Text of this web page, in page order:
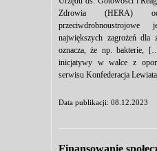
Zdrowia (HERA)
największych zagrożeń
oznacza, że np. bakterie,
inicjatywy w walce z
serwisu Konfederacja
Data publikacji: 08.12.2023
Finansowanie